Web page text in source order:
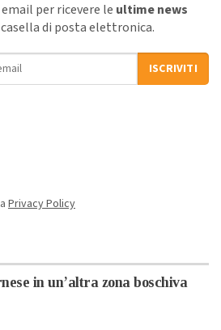
per ricevere le ultime news
di posta elettronica.
ISCRIVITI
Privacy Policy
in un’altra zona boschiva